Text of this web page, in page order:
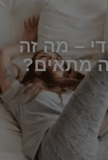
– מה זה
מתאים?